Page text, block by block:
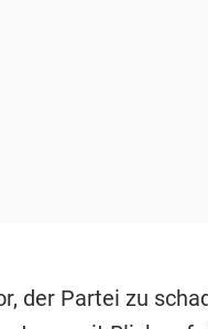
der Partei zu